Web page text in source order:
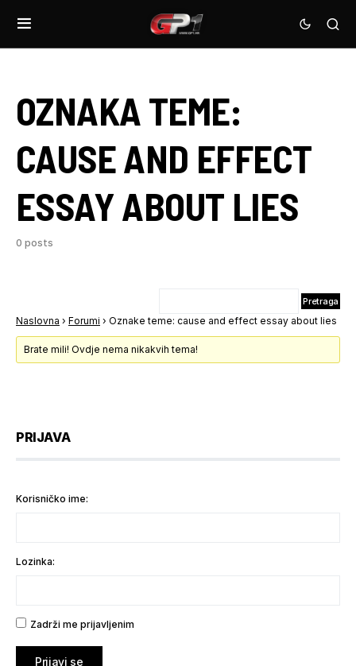
OZNAKA TEME:
CAUSE AND EFFECT
ESSAY ABOUT LIES
0 posts
Naslovna › Forumi › Oznake teme: cause and effect essay about lies
Brate mili! Ovdje nema nikakvih tema!
PRIJAVA
Korisničko ime:
Lozinka:
Zadrži me prijavljenim
Prijavi se